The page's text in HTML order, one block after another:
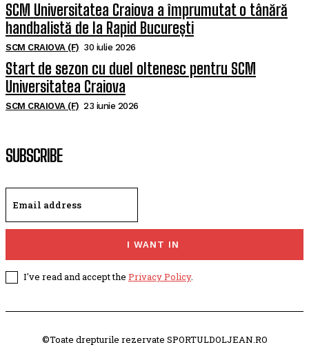
SCM Universitatea Craiova a împrumutat o tânără
handbalistă de la Rapid București
SCM CRAIOVA (F) 30 iulie 2026
Start de sezon cu duel oltenesc pentru SCM
Universitatea Craiova
SCM CRAIOVA (F) 23 iunie 2026
SUBSCRIBE
I WANT IN
I've read and accept the Privacy Policy.
©Toate drepturile rezervate SPORTULDOLJEAN.RO